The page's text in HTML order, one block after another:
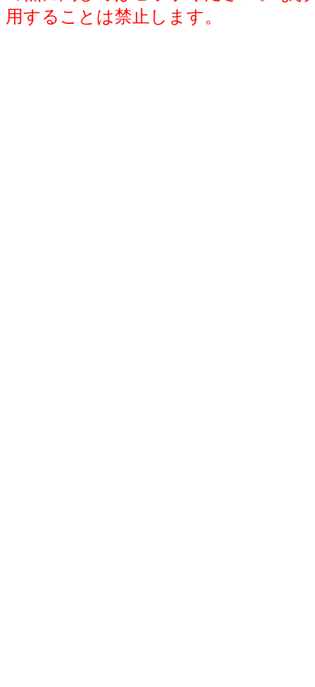
用することは禁止します。